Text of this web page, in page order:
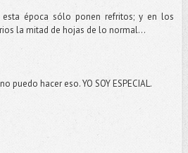
época sólo ponen refritos; y en los
la mitad de hojas de lo normal...
puedo hacer eso. YO SOY ESPECIAL.